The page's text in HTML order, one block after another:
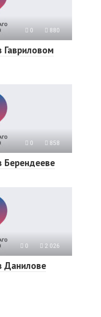
0 880
Гавриловом
0 858
Берендееве
0 2 026
Данилове